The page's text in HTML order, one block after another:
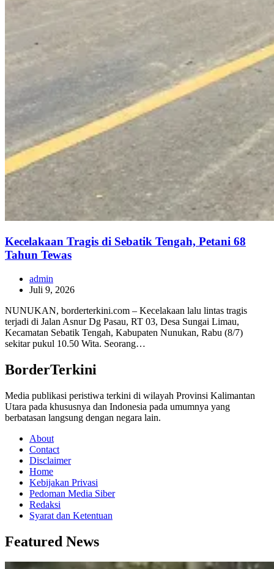
Kecelakaan Tragis di Sebatik Tengah, Petani 68
Tahun Tewas
admin
Juli 9, 2026
NUNUKAN, borderterkini.com – Kecelakaan lalu lintas tragis
terjadi di Jalan Asnur Dg Pasau, RT 03, Desa Sungai Limau,
Kecamatan Sebatik Tengah, Kabupaten Nunukan, Rabu (8/7)
sekitar pukul 10.50 Wita. Seorang…
BorderTerkini
Media publikasi peristiwa terkini di wilayah Provinsi Kalimantan
Utara pada khususnya dan Indonesia pada umumnya yang
berbatasan langsung dengan negara lain.
About
Contact
Disclaimer
Home
Kebijakan Privasi
Pedoman Media Siber
Redaksi
Syarat dan Ketentuan
Featured News